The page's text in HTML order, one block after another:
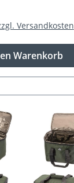
Versandkosten
Warenkorb